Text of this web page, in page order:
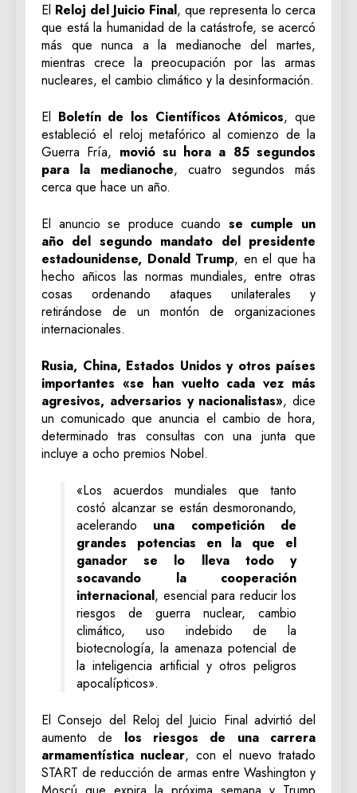
El Reloj del Juicio Final, que representa lo cerca
que está la humanidad de la catástrofe, se acercó
más que nunca a la medianoche del martes,
mientras crece la preocupación por las armas
nucleares, el cambio climático y la desinformación.
El Boletín de los Científicos Atómicos, que
estableció el reloj metafórico al comienzo de la
Guerra Fría, movió su hora a 85 segundos
para la medianoche, cuatro segundos más
cerca que hace un año.
El anuncio se produce cuando se cumple un
año del segundo mandato del presidente
estadounidense, Donald Trump, en el que ha
hecho añicos las normas mundiales, entre otras
cosas ordenando ataques unilaterales y
retirándose de un montón de organizaciones
internacionales.
Rusia, China, Estados Unidos y otros países
importantes «se han vuelto cada vez más
agresivos, adversarios y nacionalistas», dice
un comunicado que anuncia el cambio de hora,
determinado tras consultas con una junta que
incluye a ocho premios Nobel.
«Los acuerdos mundiales que tanto
costó alcanzar se están desmoronando,
acelerando una competición de
grandes potencias en la que el
ganador se lo lleva todo y
socavando la cooperación
internacional, esencial para reducir los
riesgos de guerra nuclear, cambio
climático, uso indebido de la
biotecnología, la amenaza potencial de
la inteligencia artificial y otros peligros
apocalípticos».
El Consejo del Reloj del Juicio Final advirtió del
aumento de los riesgos de una carrera
armamentística nuclear, con el nuevo tratado
START de reducción de armas entre Washington y